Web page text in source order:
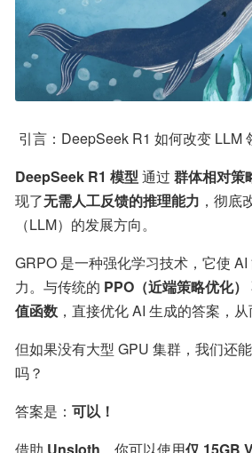
引言：DeepSeek R1 如何改变 LLM
DeepSeek R1 模型 通过 群体相对策
现了无需人工反馈的推理能力 ，彻底
（LLM）的发展方向。
GRPO 是一种强化学习技术，它使
力。与传统的 PPO（近端策略优化）
值函数 ，直接优化 AI 生成的答案，从
但如果没有大型 GPU 集群，我们还
吗？
答案是： 可以！